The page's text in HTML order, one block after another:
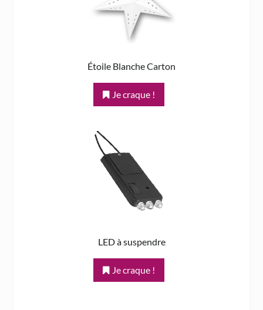
Étoile Blanche Carton
Je craque !
LED à suspendre
Je craque !